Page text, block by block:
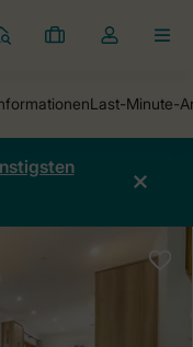
Meine
Dropdown-
öffnen